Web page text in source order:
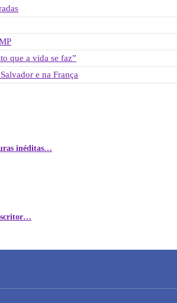
inéditas…
que a vida se faz”
e na França